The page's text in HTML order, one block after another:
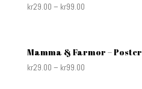
kr29.00 – kr99.00
Mamma & Farmor – Poster
kr29.00 – kr99.00